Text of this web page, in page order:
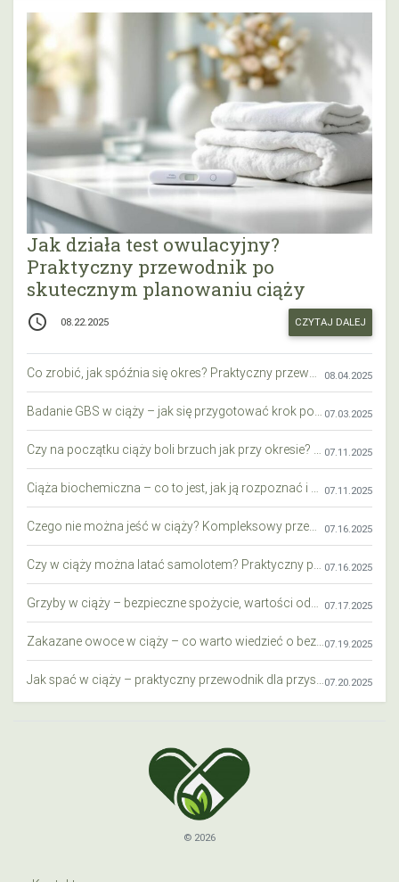
Jak działa test owulacyjny?
Praktyczny przewodnik po
skutecznym planowaniu ciąży
access_time 08.22.2025 CZYTAJ DALEJ
08.04.2025
07.03.2025
07.11.2025
07.11.2025
07.16.2025
07.16.2025
07.17.2025
07.19.2025
07.20.2025
© 2026